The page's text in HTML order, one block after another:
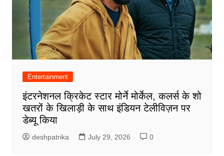
Entertainment
इंटरनेशनल क्रिकेट स्टार मोर्ने मोर्केल, कलर्स के शो
खतरों के खिलाड़ी के साथ इंडियन टेलीविज़न पर
डेब्यू किया
deshpatrika July 29, 2026 0